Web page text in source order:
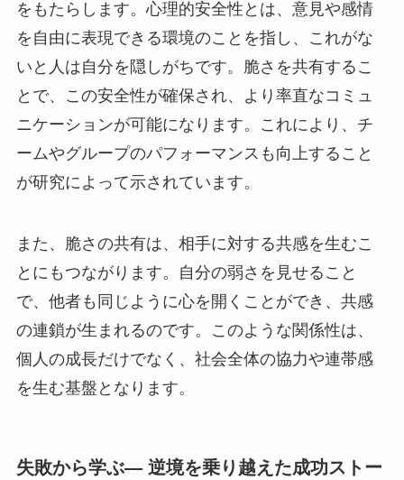
をもたらします。心理的安全性とは、意見や感情
を自由に表現できる環境のことを指し、これがな
いと人は自分を隠しがちです。脆さを共有するこ
とで、この安全性が確保され、より率直なコミュ
ニケーションが可能になります。これにより、チ
ームやグループのパフォーマンスも向上すること
が研究によって示されています。
また、脆さの共有は、相手に対する共感を生むこ
とにもつながります。自分の弱さを見せること
で、他者も同じように心を開くことができ、共感
の連鎖が生まれるのです。このような関係性は、
個人の成長だけでなく、社会全体の協力や連帯感
を生む基盤となります。
失敗から学ぶ— 逆境を乗り越えた成功ストー